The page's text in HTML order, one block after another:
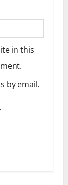
in this
by email.